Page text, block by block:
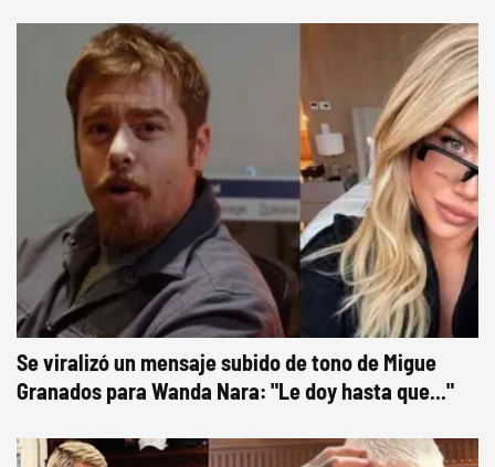
Se viralizó un mensaje subido de tono de Migue
Granados para Wanda Nara: "Le doy hasta que..."